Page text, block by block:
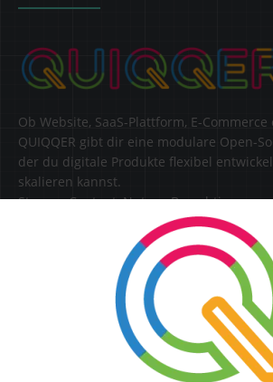
Ob Website, SaaS-Plattform, E-Commerce
QUIQQER gibt dir eine modulare Open-
der du digitale Produkte flexibel
skalieren kannst.
Steuere Content, Nutzer, Berechtigungen
Erweiterungen zentral in einer Lösung.